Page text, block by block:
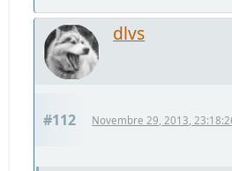
dlvs
#112 Novembre 29, 2013,